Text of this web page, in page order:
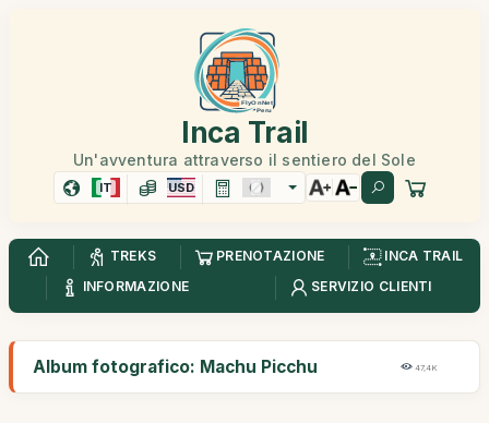
Inca Trail
Un'avventura attraverso il sentiero del Sole
IT USD
TREKS PRENOTAZIONE
INCA TRAIL
INFORMAZIONE
SERVIZIO CLIENTI
Album fotografico: Machu Picchu 47,4K